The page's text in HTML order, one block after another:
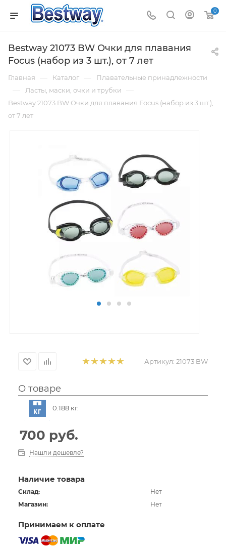
0
Bestway 21073 BW Очки для плавания
Focus (набор из 3 шт.), от 7 лет
Главная — Каталог — Плавательные принадлежности
— Ласты, маски, очки и трубки —
Bestway 21073 BW Очки для плавания Focus (набор из 3 шт.),
от 7 лет
Артикул: 21073 BW
О товаре
0.188 кг.
700 руб.
Нашли дешевле?
Наличие товара
Склад:
Нет
Магазин:
Нет
Принимаем к оплате